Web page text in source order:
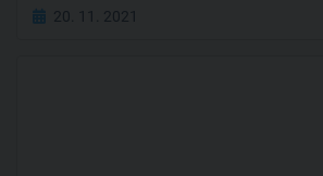
20. 11. 2021